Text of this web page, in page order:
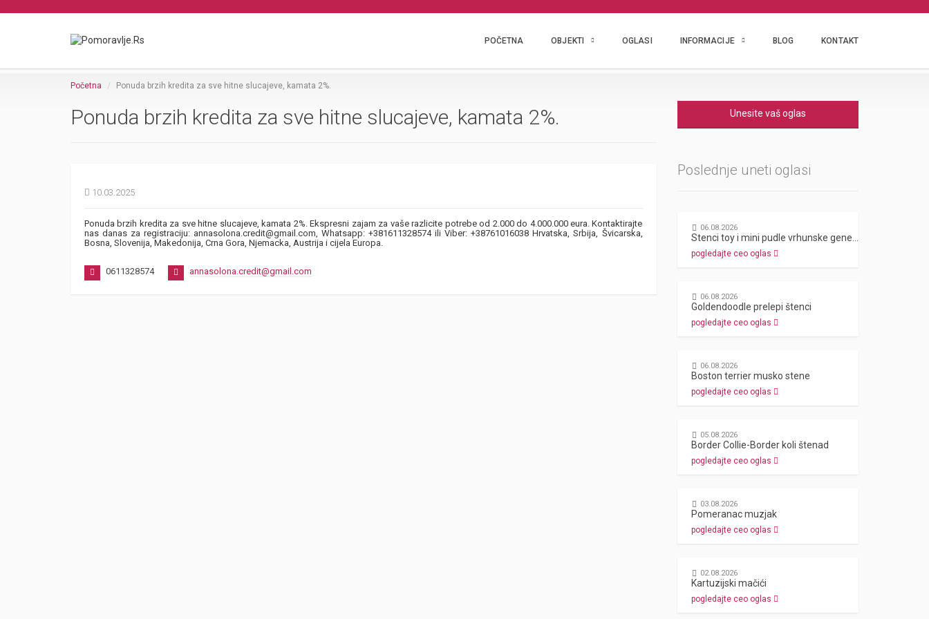
POČETNA OBJEKTI OGLASI INFORMACIJE BLOG KONTAKT
Početna Ponuda brzih kredita za sve hitne slucajeve, kamata 2%.
Ponuda brzih kredita za sve hitne slucajeve, kamata 2%.
10.03.2025
Ponuda brzih kredita za sve hitne slucajeve, kamata 2%. Ekspresni zajam za vaše razlicite potrebe od 2.000 do 4.000.000 eura. Kontaktirajte
nas danas za registraciju: annasolona.credit@gmail.com, Whatsapp: +381611328574 ili Viber: +38761016038 Hrvatska, Srbija, Švicarska,
Bosna, Slovenija, Makedonija, Crna Gora, Njemacka, Austrija i cijela Europa.
0611328574 annasolona.credit@gmail.com
Unesite vaš oglas
Poslednje uneti oglasi
06.08.2026
pogledajte ceo oglas
06.08.2026
Goldendoodle prelepi štenci
pogledajte ceo oglas
06.08.2026
Boston terrier musko stene
pogledajte ceo oglas
05.08.2026
Border Collie-Border koli štenad
pogledajte ceo oglas
03.08.2026
Pomeranac muzjak
pogledajte ceo oglas
02.08.2026
Kartuzijski mačići
pogledajte ceo oglas